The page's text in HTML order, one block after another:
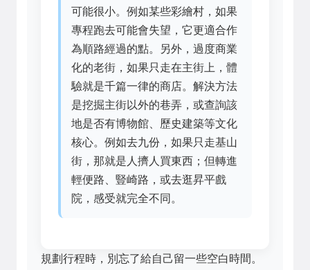
可能很小。例如某些彩繪村，如果
專程跑去可能會失望，它更適合作
為順路經過的點。另外，過度商業
化的老街，如果只走在主街上，體
驗就是千篇一律的商店。解決方法
是挖掘主街以外的巷弄，或查詢該
地是否有博物館、歷史建築等文化
核心。例如去九份，如果只走基山
街，那就是人擠人買東西；但轉進
輕便路、豎崎路，或去逛昇平戲
院，感受就完全不同。
規劃行程時，別忘了給自己留一些空白時間。